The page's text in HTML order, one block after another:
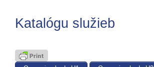
Katalógu služieb